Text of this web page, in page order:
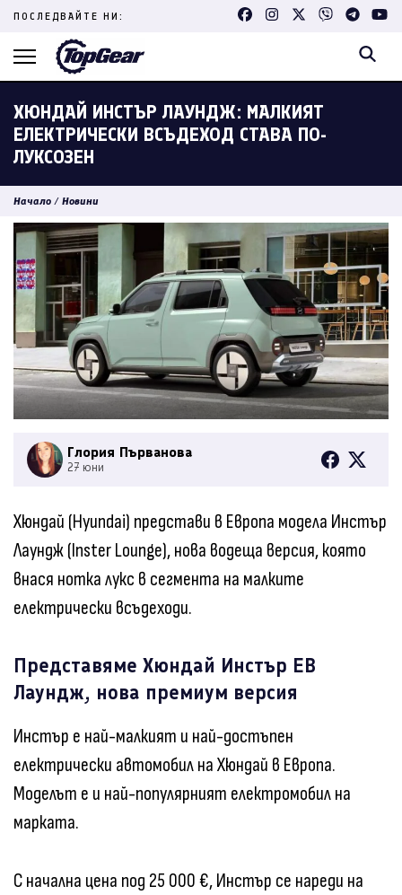
Skip
content
ПОСЛЕДВАЙТЕ НИ:
ХЮНДАЙ ИНСТЪР ЛАУНДЖ: МАЛКИЯТ
ЕЛЕКТРИЧЕСКИ ВСЪДЕХОД СТАВА ПО-
ЛУКСОЗЕН
Начало / Новини
Глория Първанова
27 юни
Хюндай (Hyundai) представи в Европа модела Инстър
Лаундж (Inster Lounge), нова водеща версия, която
внася нотка лукс в сегмента на малките
електрически всъдеходи.
Представяме Хюндай Инстър ЕВ
Лаундж, нова премиум версия
Инстър е най-малкият и най-достъпен
електрически автомобил на Хюндай в Европа.
Моделът е и най-популярният електромобил на
марката.
С начална цена под 25 000 €, Инстър се нареди на